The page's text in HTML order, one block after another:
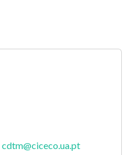
cdtm@ciceco.ua.pt